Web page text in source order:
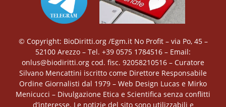
© Copyright: BioDiritti.org /Egm.it No Profit – via Po, 45 –
52100 Arezzo – Tel. +39 0575 1784516 – Email:
onlus@biodiritti.org cod. fisc. 92058210516 – Curatore
Silvano Mencattini iscritto come Direttore Responsabile
Ordine Giornalisti dal 1979 – Web Design Lucas e Mirko
Menicucci – Divulgazione Etica e Scientifica senza conflitti
d’interesse. Le notizie del sito sono utilizzabili e